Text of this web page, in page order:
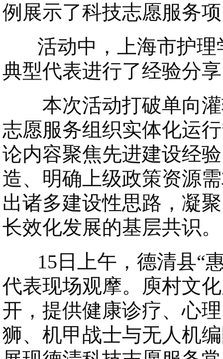
例展示了科技志愿服务
活动中，上海市护理
典型代表进行了经验分
本次活动打破单向灌
志愿服务组织实体化运
论内容聚焦先进建设经
造、明确上级政策资源
出诸多建设性思路，凝
长效化发展的基层共识。
15日上午，德清县“惠
代表现场观摩。庾村文
开，提供健康诊疗、心
狮、机甲战士与无人机